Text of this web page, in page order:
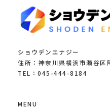
ショウデンエナジー
住所：神奈川県横浜市瀬谷
TEL：045-444-8184
MENU